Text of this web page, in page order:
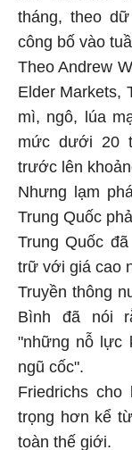
tháng, theo
công bố vào
Theo Andrew
Elder Markets,
mì, ngô, lúa
mức dưới 20
trước lên
Nhưng lạm
Trung Quốc
Trung Quốc
trữ với giá cao
Truyền thông
Bình đã nói
"những nỗ lực
ngũ cốc".
Friedrichs
trọng hơn kể
toàn thế giới.